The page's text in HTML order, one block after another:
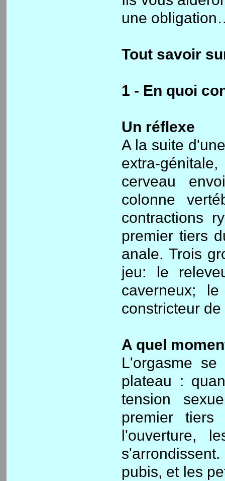
une
Tout savoir
1 - En quoi
Un réflexe
A la suite
extra-
cerveau
colonne
contractions
premier tiers
anale. Trois
jeu: le
caverneux;
constricteur
A quel
L'orgasme
plateau :
tension
premier
l'ouverture,
pubis, et les